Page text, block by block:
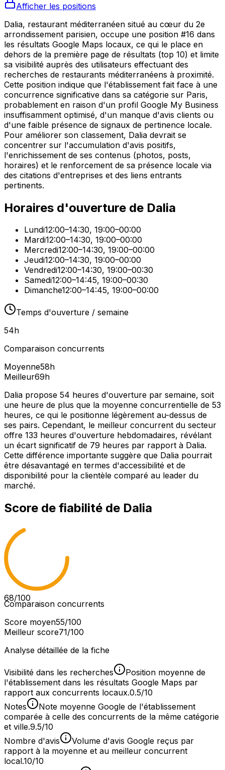
Afficher les positions
Dalia, restaurant méditerranéen situé au cœur du 2e
arrondissement parisien, occupe une position #16 dans
les résultats Google Maps locaux, ce qui le place en
dehors de la première page de résultats (top 10) et limite
sa visibilité auprès des utilisateurs effectuant des
recherches de restaurants méditerranéens à proximité.
Cette position indique que l'établissement fait face à une
concurrence significative dans sa catégorie sur Paris,
probablement en raison d'un profil Google My Business
insuffisamment optimisé, d'un manque d'avis clients ou
d'une faible présence de signaux de pertinence locale.
Pour améliorer son classement, Dalia devrait se
concentrer sur l'accumulation d'avis positifs,
l'enrichissement de ses contenus (photos, posts,
horaires) et le renforcement de sa présence locale via
des citations d'entreprises et des liens entrants
pertinents.
Horaires d'ouverture de Dalia
Lundi12:00–14:30, 19:00–00:00
Mardi12:00–14:30, 19:00–00:00
Mercredi12:00–14:30, 19:00–00:00
Jeudi12:00–14:30, 19:00–00:00
Vendredi12:00–14:30, 19:00–00:30
Samedi12:00–14:45, 19:00–00:30
Dimanche12:00–14:45, 19:00–00:00
Temps d'ouverture / semaine
54h
Comparaison concurrents
Moyenne58h
Meilleur69h
Dalia propose 54 heures d'ouverture par semaine, soit
une heure de plus que la moyenne concurrentielle de 53
heures, ce qui le positionne légèrement au-dessus de
ses pairs. Cependant, le meilleur concurrent du secteur
offre 133 heures d'ouverture hebdomadaires, révélant
un écart significatif de 79 heures par rapport à Dalia.
Cette différence importante suggère que Dalia pourrait
être désavantagé en termes d'accessibilité et de
disponibilité pour la clientèle comparé au leader du
marché.
Score de fiabilité de Dalia
68/100
Comparaison concurrents
Score moyen55/100
Meilleur score71/100
Analyse détaillée de la fiche
Visibilité dans les recherches
Position moyenne de
l'établissement dans les résultats Google Maps par
rapport aux concurrents locaux.0.5/10
Notes
Note moyenne Google de l'établissement
comparée à celle des concurrents de la même catégorie
et ville.9.5/10
Nombre d'avis
Volume d'avis Google reçus par
rapport à la moyenne et au meilleur concurrent
local.10/10